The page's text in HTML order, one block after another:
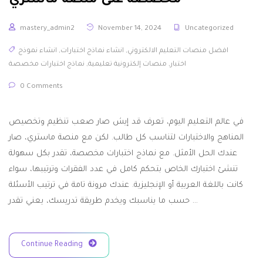
mastery_admin2 November 14, 2024 Uncategorized
افضل منصات التعليم الالكتروني, انشاء نماذج اختبارات, انشاء نموذج
اختبار , منصات إلكترونية تعليمية, نماذج اختبارات مخصصة
0 Comments
في عالم التعليم اليوم، تعرف قد إيش صار صعب تنظيم وتخصيص
المناهج والاختبارات لتناسب كل طالب. لكن مع منصة ماستري، صار
عندك الحل الأمثل. مع نماذج اختبارات مخصصة، تقدر بكل سهولة
تنشئ اختبارك الخاص بتحكم كامل في عدد الفقرات وترتيبها، سواء
كانت باللغة العربية أو الإنجليزية. عندك مرونة تامة في ترتيب الأسئلة
حسب ما يناسبك ويخدم طريقة تدريسك، يعني تقدر …
Continue Reading